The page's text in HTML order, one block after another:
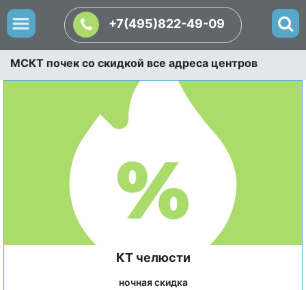
+7(495)822-49-09
МСКТ почек со скидкой все адреса центров
КТ челюсти
ночная скидка